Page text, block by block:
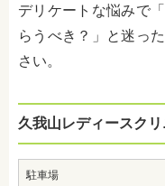
デリケートな悩みで
らうべき？」と迷っ
さい。
久我山レディースク
駐車場